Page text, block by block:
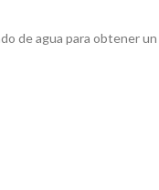
de agua para obtener